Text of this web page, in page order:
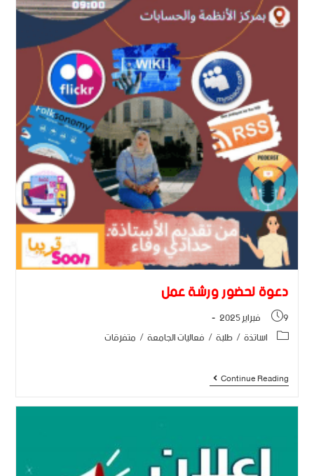
دعوة لحضور ورشة عمل
9 فبراير 2025
اساتذة/طلبة/ فعاليات الجامعة/ متفرقات
Continue Reading